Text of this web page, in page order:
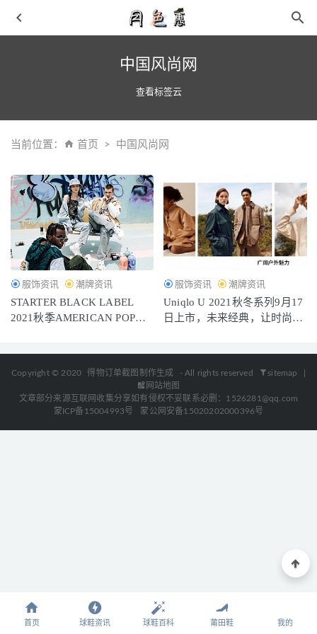
中国风尚网
查看标签云
当前位置： 首页 中国风尚网
服饰资讯 潮牌资讯
STARTER BLACK LABEL
2021秋季AMERICAN POP主
服饰资讯 潮牌资讯
Uniqlo U 2021秋冬系列9月17
日上市，未来经典，让时尚为
Copyright © 2020 得物订单截图制作生成 - All rights reserved sitemap
网站地图
文章部分来源互联网收集分享如有侵权不妥联系必删：1526281@qq.com
蒙ICP备15004993号
蒙公网安备15020202000396号
Needles x Suicoke 全新联名凉鞋系列上市，佩斯利印花
2021-05-02
Needles x Paraboot 全新联名靴款上架 2021-11-16
「小情人节」Dunk Low “Rose Whisper” 最新实物曝光！颜
值太诱人了！ 2022-03-10
最近太难抢！这鞋猛男直呼顶不住！真羡慕买到它的人！
2021-03-29
首页 球鞋资讯 球鞋百科 莆田鞋 我的